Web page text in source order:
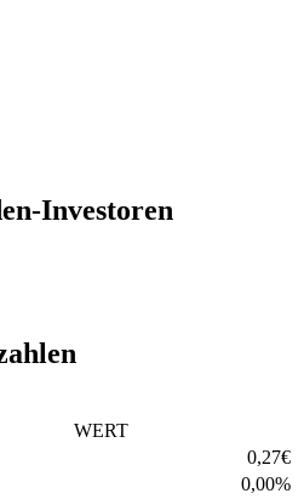
Investoren
WERT
0,27€
0,00%